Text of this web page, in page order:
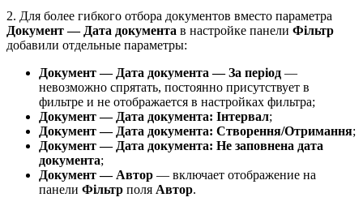
2. Для более гибкого отбора документов вместо параметра
Документ — Дата документа в настройке панели Фільтр
добавили отдельные параметры:
Документ — Дата документа — За період —
невозможно спрятать, постоянно присутствует в
фильтре и не отображается в настройках фильтра;
Документ — Дата документа: Інтервал;
Документ — Дата документа: Створення/Отримання;
Документ — Дата документа: Не заповнена дата
документа;
Документ — Автор — включает отображение на
панели Фільтр поля Автор.